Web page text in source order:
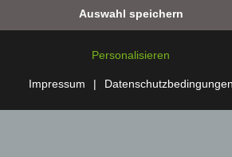
der Verarbeitung ist die Markierung
Art der automatisierten Verarbeitung
besteht, dass diese personenbezogenen
bestimmte persönliche Aspekte, die sich auf
Auswahl speichern
Personalisieren
Impressum | Datenschutzbedingungen